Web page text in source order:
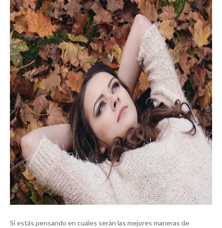
Si estás pensando en cuáles serán las mejores maneras de